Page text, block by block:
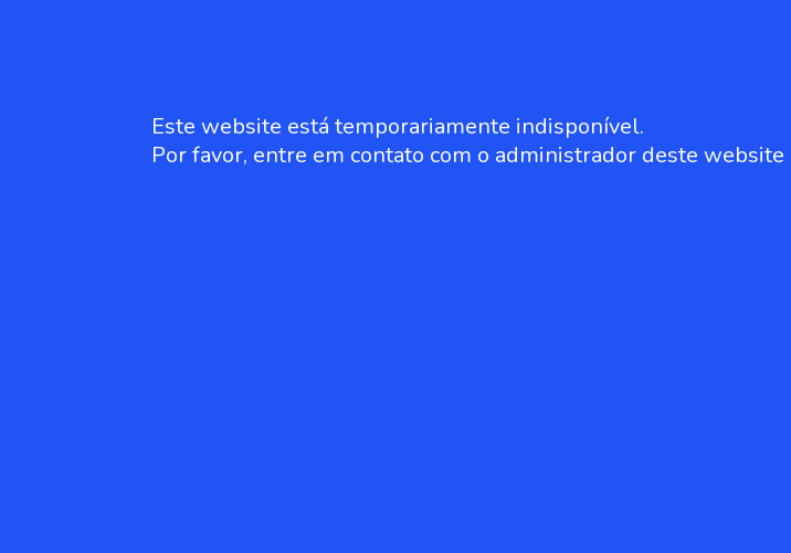
Este website está temporariamente indisponível.
Por favor, entre em contato com o administrador deste